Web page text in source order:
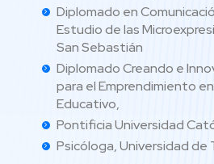
Diplomado en
Estudio de las
San Sebastián
Diplomado Creando e
para el Emprendimiento
Educativo,
Pontificia Universidad
Psicóloga, Universidad de